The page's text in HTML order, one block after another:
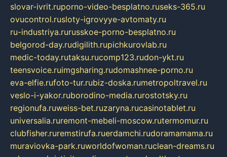
slovar-ivrit.ruporno-video-besplatno.ruseks-365.ru
ovucontrol.rusloty-igrovyye-avtomaty.ru
ru-industriya.rurusskoe-porno-besplatno.ru
belgorod-day.rudigilith.rupichkurovlab.ru
medic-today.rutaksu.rucomp123.rudon-ykt.ru
teensvoice.ruimgsharing.rudomashnee-porno.ru
eva-elfie.rufoto-tur.rubiz-doska.rumetropoltravel.ru
veslo-i-yakor.ruborodino-media.rurostotsky.ru
regionufa.ruweiss-bet.ruzaryna.rucasinotablet.ru
universalia.ruremont-mebeli-moscow.rutermomur.ru
clubfisher.ruremstirufa.ruerdamchi.rudoramamama.ru
muraviovka-park.ruworldofwoman.ruclean-dreams.ru